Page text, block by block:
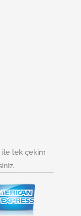
ile tek çekim